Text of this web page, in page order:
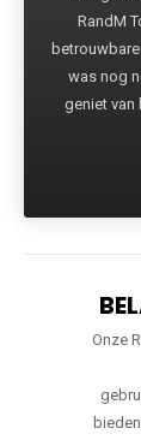
RandM
was nog
geniet van
Onze